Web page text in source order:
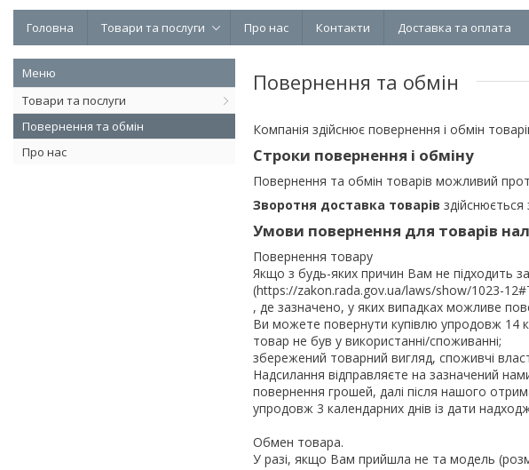
Головна Товари та послуги Про нас Контакти Доставка та оплата
Товари та послуги
Повернення та обмін
Про нас
Повернення та обмін
Компанія здійснює повернення і обмін
Строки повернення і обміну
Повернення та обмін товарів можливий
Зворотня доставка товарів
Умови повернення для товарів
Повернення товару
Якщо з будь-яких причин Вам не підходить
(https://zakon.rada.gov.ua/laws/show/1023-
, де зазначено, у яких випадках можливе
Ви можете повернути купівлю упродовж 14
товар не був у використанні/споживанні;
збережений товарний вигляд, споживчі
Надсилання відправляєте на зазначений
повернення грошей, далі після нашого
упродовж 3 календарних днів із дати
Обмен товара.
У разі, якщо Вам прийшла не та модель